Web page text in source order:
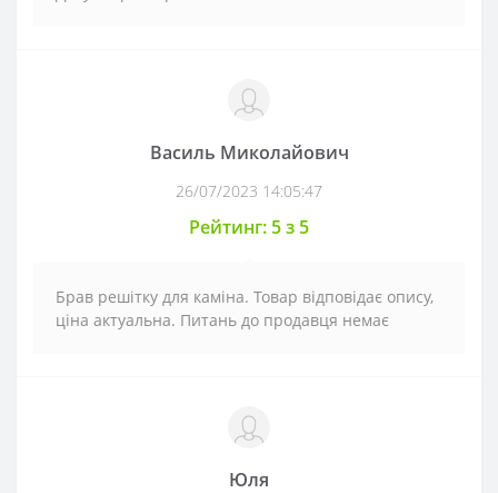
Василь Миколайович
26/07/2023 14:05:47
Рейтинг: 5 з 5
Брав решітку для каміна. Товар відповідає опису,
ціна актуальна. Питань до продавця немає
Юля